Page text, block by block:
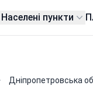
Населені пункти
Дніпропетровська